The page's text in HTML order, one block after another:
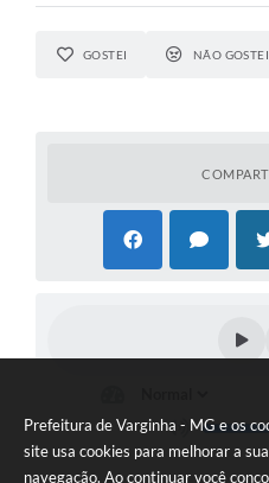
Prefeitura de Varginha - MG e os
site usa cookies para melhorar a
navegação. Ao continuar você
GOSTEI NÃO GOSTEI